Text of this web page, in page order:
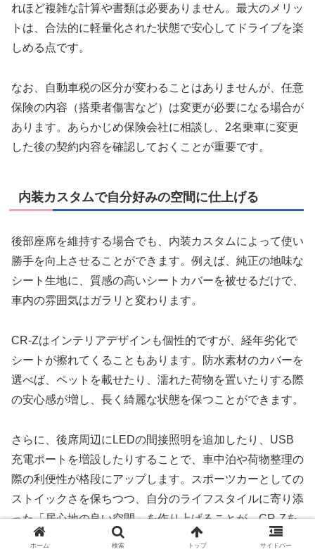
れほど複雑な計算や書類は必要ありません。最大のメリッ
トは、合法的に軽量化された状態で安心してドライブを楽
しめる点です。
なお、自動車税の区分が変わることはありませんが、任意
保険の内容（搭乗者傷害など）は変更が必要になる場合が
あります。あらかじめ保険会社に相談し、2名乗車に変更
した後の契約内容を確認しておくことが重要です。
内装カスタムで自分好みの空間に仕上げる
後部座席を維持する場合でも、内装カスタムによって使い
勝手を向上させることができます。例えば、純正の地味な
シート生地に、質感の高いシートカバーを被せるだけで、
車内の雰囲気はガラリと変わります。
CR-Zはインテリアデザインも個性的ですが、経年劣化で
シートが擦れてくることもあります。防水素材のカバーを
選べば、ペットを載せたり、濡れた荷物を置いたりする際
の安心感が増し、長く綺麗な状態を保つことができます。
さらに、後席周辺にLEDの間接照明を追加したり、USB
充電ポートを増設したりすることで、車中泊や荷物整理の
際の利便性が格段にアップします。スポーツカーとしての
ストイックさを保ちつつ、自分のライフスタイルに寄り添
った「居心地の良い空間」を作り上げることが、CR-Zを
長く愛する秘訣です。
ホーム 検索 トップ サイドバー